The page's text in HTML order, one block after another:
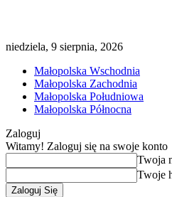
niedziela, 9 sierpnia, 2026
Małopolska Wschodnia
Małopolska Zachodnia
Małopolska Południowa
Małopolska Północna
Zaloguj
Witamy! Zaloguj się na swoje konto
Twoja
Twoje